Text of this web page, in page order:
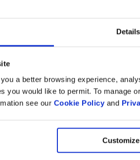
Details
a better browsing experience,
you would like to permit. To manage
see our Cookie Policy and
Customize